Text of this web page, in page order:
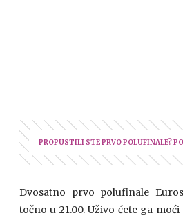
PROPUSTILI STE PRVO POLUFINALE?
Dvosatno prvo polufinale
točno u 21.00. Uživo ćete ga